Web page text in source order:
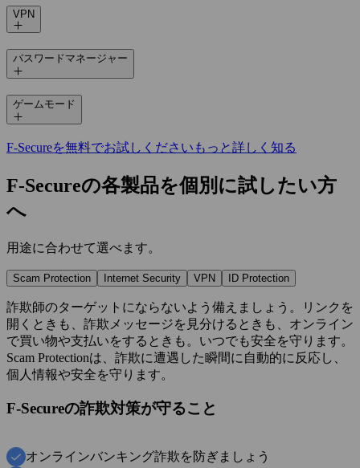
VPN
パスワードマネージャー
ゲームモード
F‑Secureを無料でお試しください もっと詳しく知る
F‑Secureの各製品を個別に試したい方
へ
用途に合わせて選べます。
Scam Protection Internet Security VPN ID Protection
詐欺師のターゲットにならないよう備えましょう。リンクを
開くときも、詐欺メッセージを見分けるときも、オンライン
で買い物や支払いをするときも。いつでも安全を守ります。
Scam Protectionは、詐欺に遭遇した瞬間に自動的に反応し、
個人情報や安全を守ります。
F‑Secureの詐欺対策が守ること
オンラインバンキング詐欺を防ぎましょう